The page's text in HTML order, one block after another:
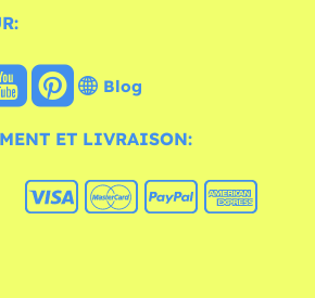
Blog
ET LIVRAISON: